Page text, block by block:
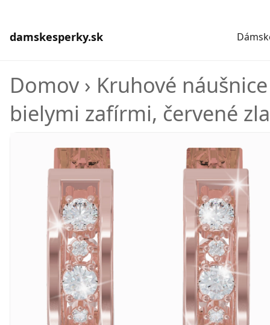
damskesperky.sk
Domov› Kruhové náušnice
bielymi zafírmi, červené